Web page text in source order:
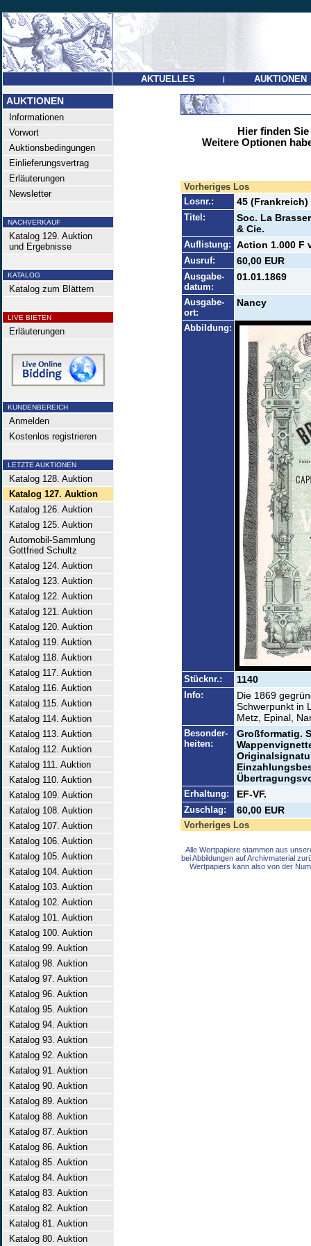
AKTUELLES | AUKTIONEN
AUKTIONEN
Informationen
Vorwort
Auktionsbedingungen
Einlieferungsvertrag
Erläuterungen
Newsletter
NACHVERKAUF
Katalog 129. Auktion
und Ergebnisse
KATALOG
Katalog zum Blättern
LIVE BIETEN
Erläuterungen
KUNDENBEREICH
Anmelden
Kostenlos registrieren
LETZTE AUKTIONEN
Katalog 128. Auktion
Katalog 127. Auktion
Katalog 126. Auktion
Katalog 125. Auktion
Automobil-Sammlung
Gottfried Schultz
Katalog 124. Auktion
Katalog 123. Auktion
Katalog 122. Auktion
Katalog 121. Auktion
Katalog 120. Auktion
Katalog 119. Auktion
Katalog 118. Auktion
Katalog 117. Auktion
Katalog 116. Auktion
Katalog 115. Auktion
Katalog 114. Auktion
Katalog 113. Auktion
Katalog 112. Auktion
Katalog 111. Auktion
Katalog 110. Auktion
Katalog 109. Auktion
Katalog 108. Auktion
Katalog 107. Auktion
Katalog 106. Auktion
Katalog 105. Auktion
Katalog 104. Auktion
Katalog 103. Auktion
Katalog 102. Auktion
Katalog 101. Auktion
Katalog 100. Auktion
Katalog 99. Auktion
Katalog 98. Auktion
Katalog 97. Auktion
Katalog 96. Auktion
Katalog 95. Auktion
Katalog 94. Auktion
Katalog 93. Auktion
Katalog 92. Auktion
Katalog 91. Auktion
Katalog 90. Auktion
Katalog 89. Auktion
Katalog 88. Auktion
Katalog 87. Auktion
Katalog 86. Auktion
Katalog 85. Auktion
Katalog 84. Auktion
Katalog 83. Auktion
Katalog 82. Auktion
Katalog 81. Auktion
Katalog 80. Auktion
Hier finden
Weitere Optionen
Vorheriges Los
Losnr.:
45 (Frankreich)
Titel:
Soc. La
& Cie.
Auflistung: Action 1.000 F
Ausruf: 60,00 EUR
Ausgabe-
datum:
01.01.1869
Ausgabe-
ort:
Nancy
Abbildung:
Stücknr.: 1140
Info:
Die 1869
Schwerpunkt in
Metz, Epinal,
Besonder-
heiten:
Großformatig.
Erhaltung: EF-VF.
Zuschlag: 60,00 EUR
Vorheriges Los
Alle Wertpapiere stammen aus
bei Abbildungen auf Archivmaterial
Wertpapiers kann also von der